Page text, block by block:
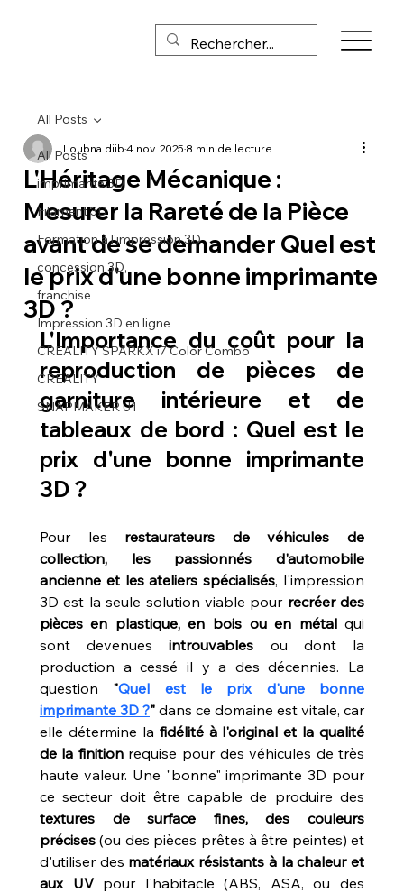
All Posts
imprimante 3D
Filament 3D
Formation à l'impression 3D
concession 3D,
franchise
Impression 3D en ligne
CREALITY SPARKX i7 Color Combo
CREALITY
SNAPMAKER U1
All Posts
L'Héritage Mécanique :
Mesurer la Rareté de la Pièce
avant de se demander Quel est
le prix d'une bonne imprimante
3D ?
Loubna diib4 nov. 20258 min de lecture
L'Importance du coût pour la
reproduction de pièces de
garniture intérieure et de
tableaux de bord : Quel est le
prix d'une bonne imprimante
3D ?
Pour les restaurateurs de véhicules de
collection, les passionnés d'automobile
ancienne et les ateliers spécialisés, l'impression
3D est la seule solution viable pour recréer des
pièces en plastique, en bois ou en métal qui
sont devenues introuvables ou dont la
production a cessé il y a des décennies. La
question "Quel est le prix d'une bonne
imprimante 3D ?" dans ce domaine est vitale, car
elle détermine la fidélité à l'original et la qualité
de la finition requise pour des véhicules de très
haute valeur. Une "bonne" imprimante 3D pour
textures de surface fines, des couleurs
précises (ou des pièces prêtes à être peintes) et
d'utiliser des matériaux résistants à la chaleur et
aux UV pour l'habitacle (ABS, ASA, ou des